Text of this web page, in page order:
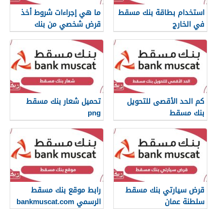
استخدام بطاقة بنك مسقط
في الخارج
ما هي إجراءات شروط أخذ
قرض شخصي من بنك
مسقط
كم الحد الأقصى للتحويل
بنك مسقط
تحميل شعار بنك مسقط
png
قرض سيارتي بنك مسقط
سلطنة عمان
رابط موقع بنك مسقط
الرسمي bankmuscat.com